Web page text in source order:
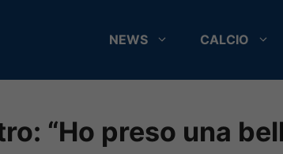
NEWS CALCIO
“Ho preso una